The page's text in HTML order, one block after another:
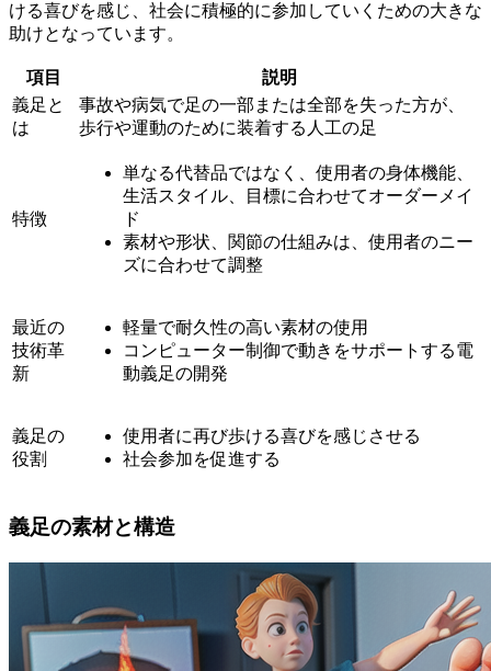
ける喜びを感じ、社会に積極的に参加していくための大きな
助けとなっています。
項目
説明
義足と
は
事故や病気で足の一部または全部を失った方が、
歩行や運動のために装着する人工の足
特徴
単なる代替品ではなく、使用者の身体機能、
生活スタイル、目標に合わせてオーダーメイ
ド
素材や形状、関節の仕組みは、使用者のニー
ズに合わせて調整
最近の
技術革
新
軽量で耐久性の高い素材の使用
コンピューター制御で動きをサポートする電
動義足の開発
義足の
役割
使用者に再び歩ける喜びを感じさせる
社会参加を促進する
義足の素材と構造